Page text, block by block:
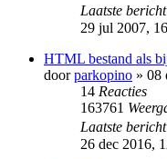
Laatste bericht
29 jul 2007,
HTML bestand als
doorparkopino » 08
14 Reacties
163761
Laatste bericht
26 dec 2016,